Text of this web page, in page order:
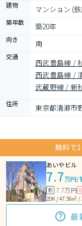
建物 マンション (
築年数 築20年
向き 南
交通
西武豊島線 /
西武豊島線 /
武蔵野線 / 新
住所 東京都清瀬市
無料で
あいやビル
7.7万円/
敷 7.7万円
2DK / 47.56㎡ /
最